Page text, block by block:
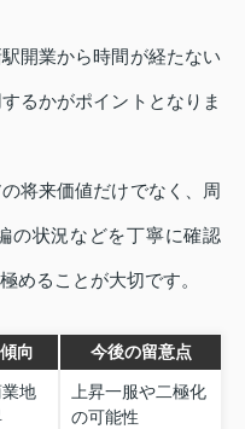
開業から時間が経たない
るかがポイントとなりま
将来価値だけでなく、周
の状況などを丁寧に確認
めることが大切です。
向 今後の留意点
地
上昇一服や二極化
の可能性